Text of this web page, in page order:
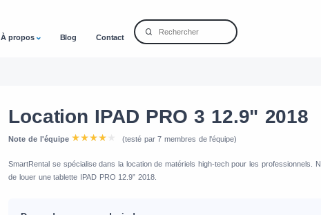
À propos Blog Contact
Location IPAD PRO 3 12.9" 2018
Note de l'équipe (testé par 7 membres de l'équipe)
SmartRental se spécialise dans la location de matériels high-tech pour les professionnels.
de louer une tablette IPAD PRO 12.9” 2018.